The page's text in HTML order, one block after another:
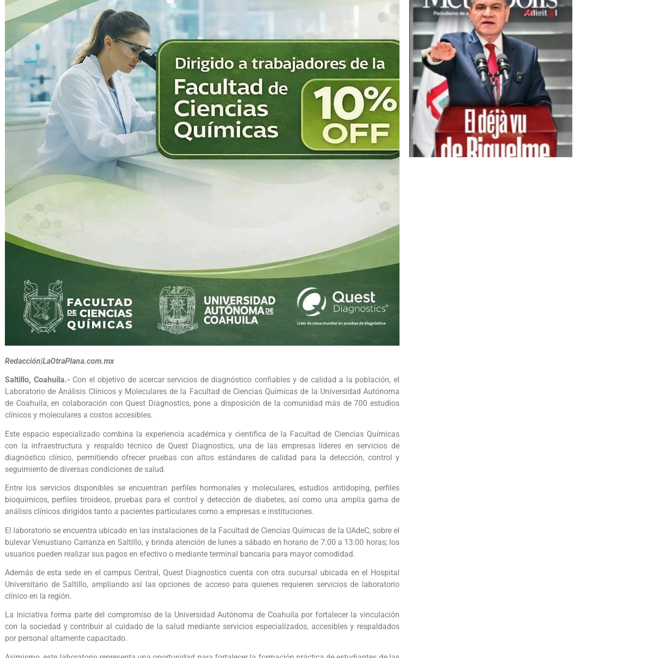
Redacción|LaOtraPlana.com.mx
Saltillo, Coahuila.- Con el objetivo de acercar servicios de diagnóstico confiables y de calidad a la población, el
Laboratorio de Análisis Clínicos y Moleculares de la Facultad de Ciencias Químicas de la Universidad Autónoma
de Coahuila, en colaboración con Quest Diagnostics, pone a disposición de la comunidad más de 700 estudios
clínicos y moleculares a costos accesibles.
Este espacio especializado combina la experiencia académica y científica de la Facultad de Ciencias Químicas
con la infraestructura y respaldo técnico de Quest Diagnostics, una de las empresas líderes en servicios de
diagnóstico clínico, permitiendo ofrecer pruebas con altos estándares de calidad para la detección, control y
seguimiento de diversas condiciones de salud.
Entre los servicios disponibles se encuentran perfiles hormonales y moleculares, estudios antidoping, perfiles
bioquímicos, perfiles tiroideos, pruebas para el control y detección de diabetes, así como una amplia gama de
análisis clínicos dirigidos tanto a pacientes particulares como a empresas e instituciones.
El laboratorio se encuentra ubicado en las instalaciones de la Facultad de Ciencias Químicas de la UAdeC, sobre el
bulevar Venustiano Carranza en Saltillo, y brinda atención de lunes a sábado en horario de 7:00 a 13:00 horas; los
usuarios pueden realizar sus pagos en efectivo o mediante terminal bancaria para mayor comodidad.
Además de esta sede en el campus Central, Quest Diagnostics cuenta con otra sucursal ubicada en el Hospital
Universitario de Saltillo, ampliando así las opciones de acceso para quienes requieren servicios de laboratorio
clínico en la región.
La iniciativa forma parte del compromiso de la Universidad Autónoma de Coahuila por fortalecer la vinculación
con la sociedad y contribuir al cuidado de la salud mediante servicios especializados, accesibles y respaldados
por personal altamente capacitado.